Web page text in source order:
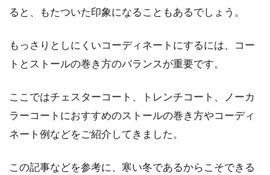
ると、もたついた印象になることもあるでしょう。
もっさりとしにくいコーディネートにするには、コー
トとストールの巻き方のバランスが重要です。
ここではチェスターコート、トレンチコート、ノーカ
ラーコートにおすすめのストールの巻き方やコーディ
ネート例などをご紹介してきました。
この記事などを参考に、寒い冬であるからこそできる